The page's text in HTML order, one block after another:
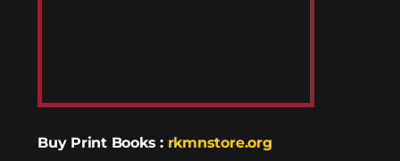
Buy Print Books : rkmnstore.org